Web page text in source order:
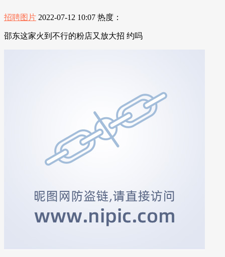
招聘图片 2022-07-12 10:07 热度：
邵东这家火到不行的粉店又放大招 约吗